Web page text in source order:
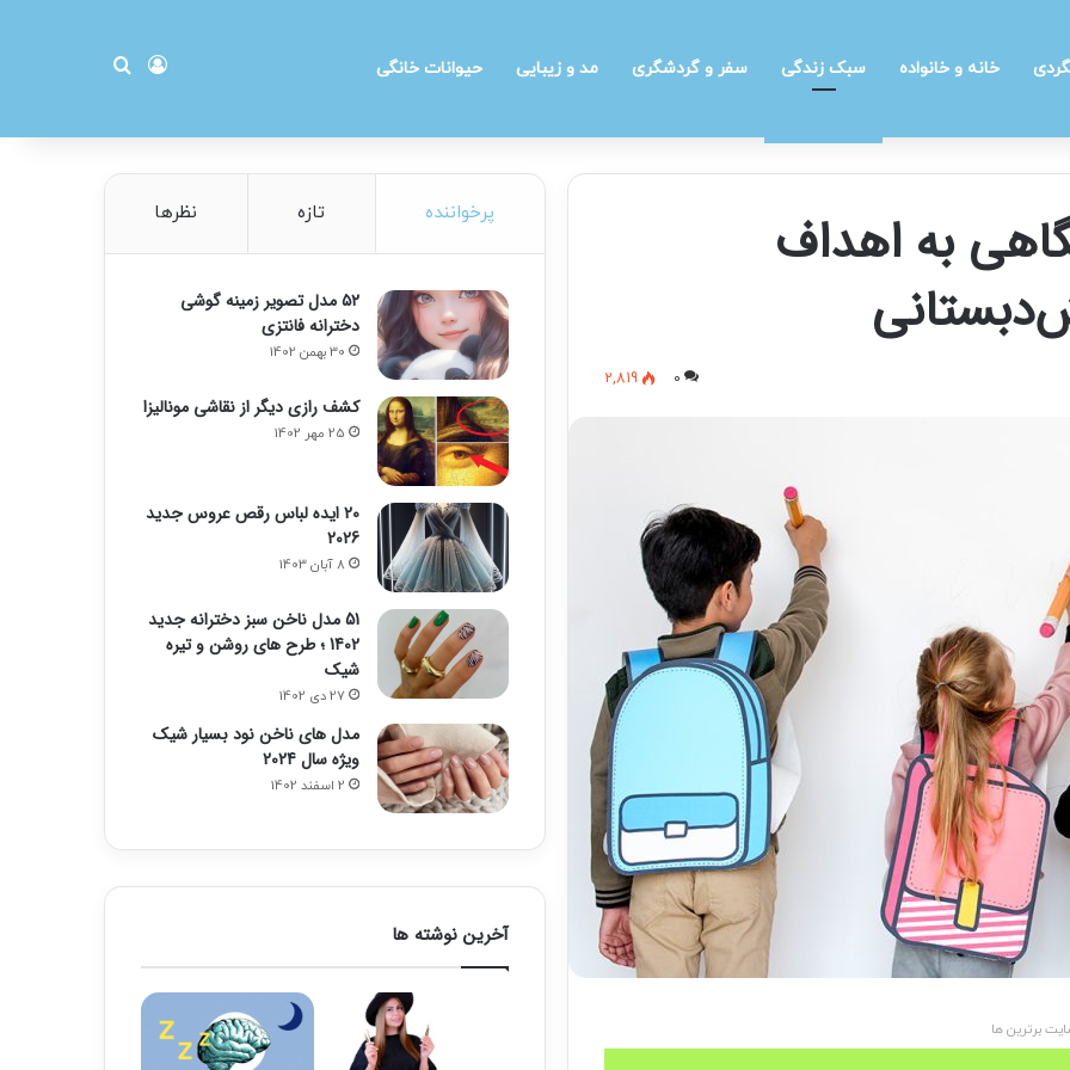
خانه و خانواده سبک زندگی سفر و گردشگری مد و زیبایی حیوانات خانگی ورود
به اهداف
0
2,819
برترین ها
پرخواننده تازه نظرها
۵۲ مدل تصویر زمینه گوشی
دخترانه فانتزی
30 بهمن 1402
کشف رازی دیگر از نقاشی مونالیزا
25 مهر 1402
20 ایده لباس رقص عروس جدید
2026
8 آبان 1403
51 مدل ناخن سبز دخترانه جدید
1402 ؛ طرح های روشن و تیره
شیک
27 دی 1402
مدل های ناخن نود بسیار شیک
ویژه سال 2024
2 اسفند 1402
آخرین نوشته ها